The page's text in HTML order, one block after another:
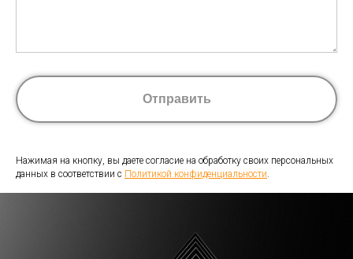
Отправить
Нажимая на кнопку, вы даете согласие на обработку своих персональных
данных в соответствии с Политикой конфиденциальности.